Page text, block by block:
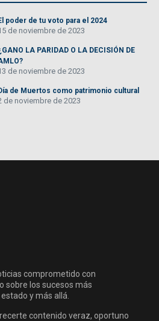
poder de tu voto para el 2024
de noviembre de 2023
LA PARIDAD O LA DECISIÓN DE
de noviembre de 2023
de Muertos como patrimonio cultural
de noviembre de 2023
comprometido con
los sucesos más
y más allá.
contenido veraz, oportuno